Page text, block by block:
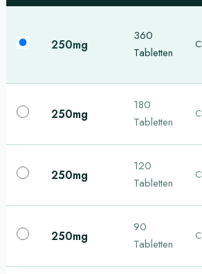
250mg
360
Tabletten
250mg
180
Tabletten
250mg
120
Tabletten
250mg
90
Tabletten